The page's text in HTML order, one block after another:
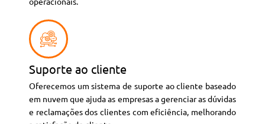
Suporte ao cliente
Oferecemos um sistema de suporte ao cliente baseado
em nuvem que ajuda as empresas a gerenciar as dúvidas
e reclamações dos clientes com eficiência, melhorando